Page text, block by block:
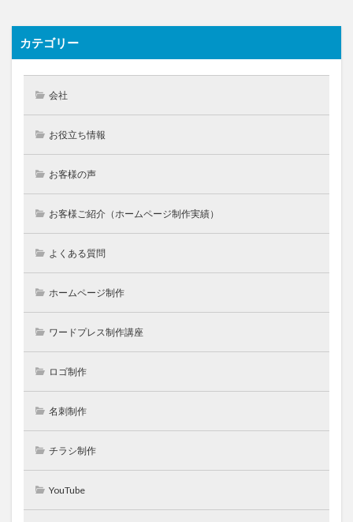
カテゴリー
会社
お役立ち情報
お客様の声
お客様ご紹介（ホームページ制作実績）
よくある質問
ホームページ制作
ワードプレス制作講座
ロゴ制作
名刺制作
チラシ制作
YouTube